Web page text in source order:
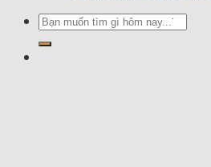
Tìm
kiếm: